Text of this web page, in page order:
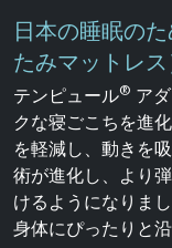
日本の睡眠の
たみマットレス
テンピュール® ア
クな寝ごこちを進
を軽減し、動きを
術が進化し、より
けるようになりま
身体にぴったりと